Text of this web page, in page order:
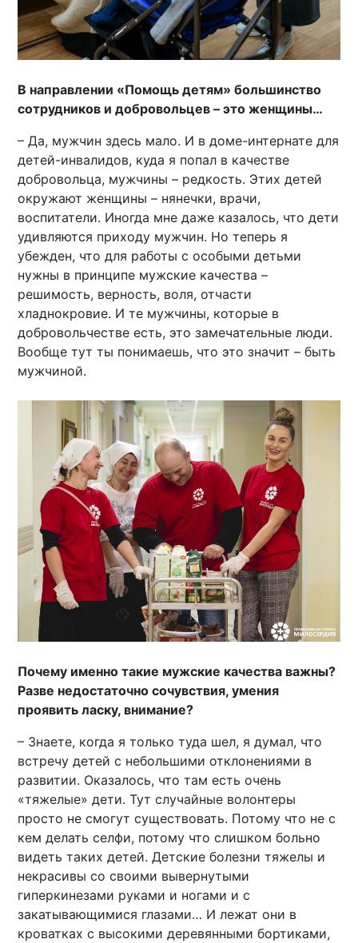
В направлении «Помощь детям» большинство
сотрудников и добровольцев – это женщины…
– Да, мужчин здесь мало. И в доме-интернате для
детей-инвалидов, куда я попал в качестве
добровольца, мужчины – редкость. Этих детей
окружают женщины – нянечки, врачи,
воспитатели. Иногда мне даже казалось, что дети
удивляются приходу мужчин. Но теперь я
убежден, что для работы с особыми детьми
нужны в принципе мужские качества –
решимость, верность, воля, отчасти
хладнокровие. И те мужчины, которые в
добровольчестве есть, это замечательные люди.
Вообще тут ты понимаешь, что это значит – быть
мужчиной.
Почему именно такие мужские качества важны?
Разве недостаточно сочувствия, умения
проявить ласку, внимание?
– Знаете, когда я только туда шел, я думал, что
встречу детей с небольшими отклонениями в
развитии. Оказалось, что там есть очень
«тяжелые» дети. Тут случайные волонтеры
просто не смогут существовать. Потому что не с
кем делать селфи, потому что слишком больно
видеть таких детей. Детские болезни тяжелы и
некрасивы со своими вывернутыми
гиперкинезами руками и ногами и с
закатывающимися глазами… И лежат они в
кроватках с высокими деревянными бортиками,